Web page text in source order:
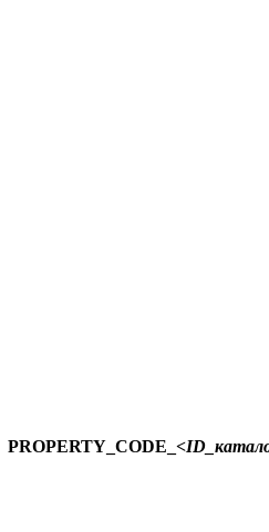
PROPERTY_CODE_